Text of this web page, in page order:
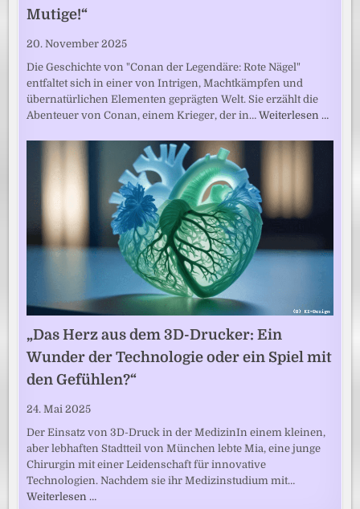
Mutige!“
20. November 2025
Die Geschichte von "Conan der Legendäre: Rote Nägel"
entfaltet sich in einer von Intrigen, Machtkämpfen und
übernatürlichen Elementen geprägten Welt. Sie erzählt die
Abenteuer von Conan, einem Krieger, der in…Weiterlesen …
„Das Herz aus dem 3D-Drucker: Ein
Wunder der Technologie oder ein Spiel mit
den Gefühlen?“
24. Mai 2025
Der Einsatz von 3D-Druck in der MedizinIn einem kleinen,
aber lebhaften Stadtteil von München lebte Mia, eine junge
Chirurgin mit einer Leidenschaft für innovative
Technologien. Nachdem sie ihr Medizinstudium mit…
Weiterlesen …